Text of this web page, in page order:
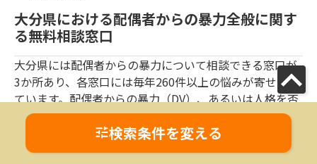
大分県における配偶者からの暴力全般に関す
る無料相談窓口
大分県には配偶者からの暴力について相談できる窓口が
3か所あり、各窓口には毎年260件以上の悩みが寄せられ
ています。配偶者からの暴力（DV）、あるいは人格を否
定し精神的に追い詰めるような暴言や執拗な詮索、支配
的な態度といったモラルハラスメント（モラハラ）に悩
みを抱える人は、勇気を出して一度相談してみるといい
検索条件を変える